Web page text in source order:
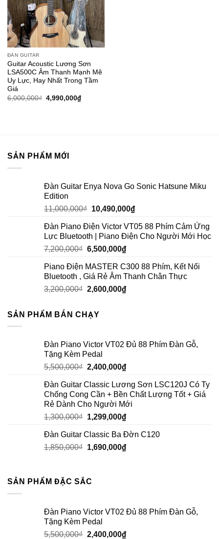
ĐÀN GUITAR
Guitar Acoustic Lương Sơn
LSA500C Âm Thanh Mạnh Mẽ
Uy Lực, Hay Nhất Trong Tầm
Giá
6,000,000₫ 4,990,000₫
SẢN PHẨM MỚI
Đàn Guitar Enya Nova Go Sonic Hatsune Miku
Edition
11,000,000₫ 10,490,000₫
Đàn Piano Điện Victor VT05 88 Phím Cảm Ứng
Lực Bluetooth | Piano Điện Cho Người Mới Học
7,200,000₫ 6,500,000₫
Piano Điện MASTER C300 88 Phím, Kết Nối
Bluetooth , Giá Rẻ Âm Thanh Chân Thực
3,200,000₫ 2,600,000₫
SẢN PHẨM BÁN CHẠY
Đàn Piano Victor VT02 Đủ 88 Phím Đàn Gỗ,
Tặng Kèm Pedal
5,500,000₫ 2,400,000₫
Đàn Guitar Classic Lương Sơn LSC120J Có Ty
Chống Cong Cần + Bền Chất Lượng Tốt + Giá
Rẻ Dành Cho Người Mới
1,300,000₫ 1,299,000₫
Đàn Guitar Classic Ba Đờn C120
1,850,000₫ 1,690,000₫
SẢN PHẨM ĐẶC SẮC
Đàn Piano Victor VT02 Đủ 88 Phím Đàn Gỗ,
Tặng Kèm Pedal
5,500,000₫ 2,400,000₫